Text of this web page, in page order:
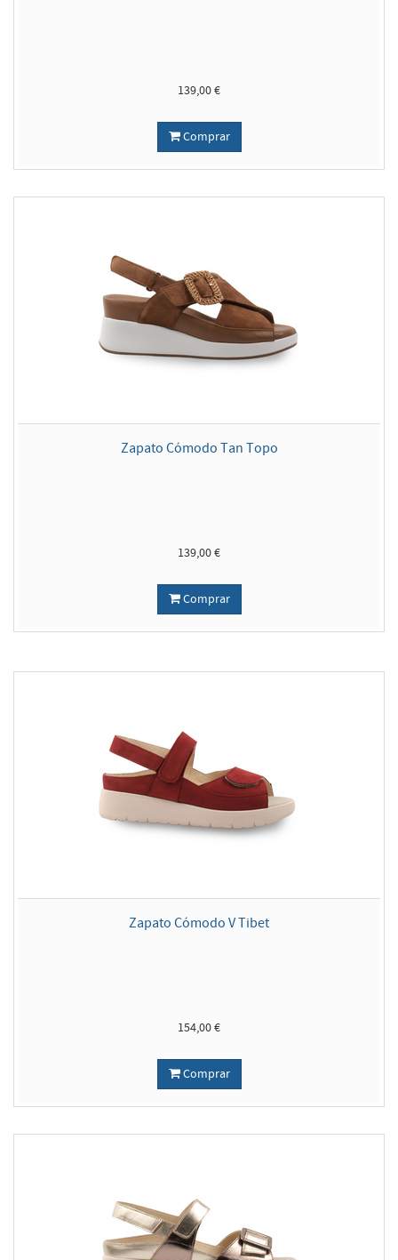
139,00 €
Comprar
Zapato Cómodo Tan Topo
139,00 €
Comprar
Zapato Cómodo V Tibet
154,00 €
Comprar